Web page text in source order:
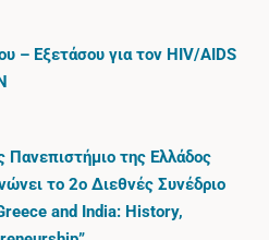
– Εξετάσου για τον HIV/AIDS
Πανεπιστήμιο της Ελλάδος
το 2ο Διεθνές Συνέδριο
and India: History,